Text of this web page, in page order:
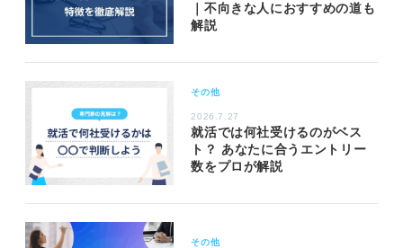
｜不向きな人におすすめの道も
解説
その他
2026.7.27
就活では何社受けるのがベス
ト？ あなたに合うエントリー
数をプロが解説
その他